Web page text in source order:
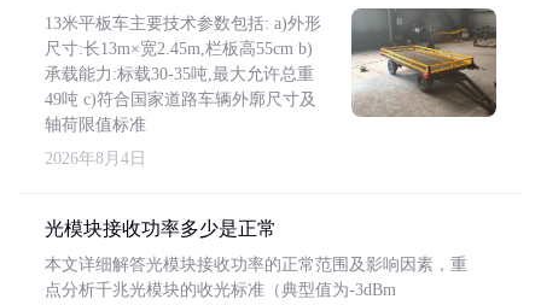
13米平板车主要技术参数包括: a)外形
尺寸:长13m×宽2.45m,栏板高55cm b)
承载能力:标载30-35吨,最大允许总重
49吨 c)符合国家道路车辆外廓尺寸及
轴荷限值标准
2026年8月4日
光模块接收功率多少是正常
本文详细解答光模块接收功率的正常范围及影响因素，重
点分析千兆光模块的收光标准（典型值为-3dBm